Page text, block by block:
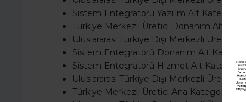
Sistem Entegratörü Yazılım Alt Kategori
Türkiye Merkezli Üretici Donanım Alt
Uluslararası Türkiye Dışı Merkezli
Sistem Entegratörü Donanım Alt
Sistem Entegratörü Hizmet Alt Kategori
Uluslararası Türkiye Dışı Merkezli
Türkiye Merkezli Üretici Ana Kategori